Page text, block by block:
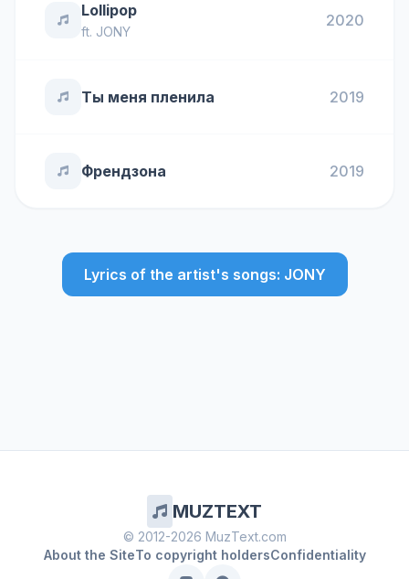
Lollipop
ft. JONY
2020
Ты меня пленила 2019
Френдзона 2019
Lyrics of the artist's songs: JONY
MUZTEXT
© 2012-2026 MuzText.com
About the SiteTo copyright holdersConfidentiality